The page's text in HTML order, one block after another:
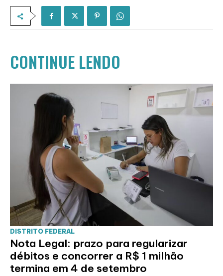
CONTINUE LENDO
DISTRITO FEDERAL
Nota Legal: prazo para regularizar
débitos e concorrer a R$ 1 milhão
termina em 4 de setembro